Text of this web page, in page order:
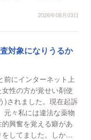
2026年08月03日
対象になりうるか
前にインターネット上
性の方が覚せい剤使
)されました。現在起訴
元々私には違法な薬物
興奮を覚える癖があ
してました。しかし